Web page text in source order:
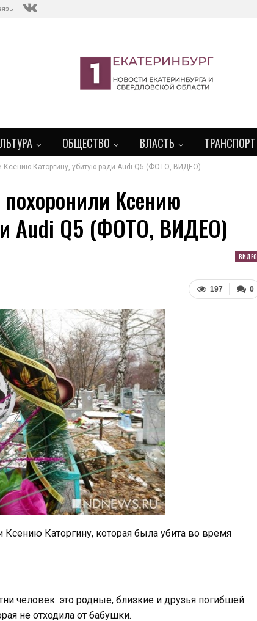
ОБЩЕСТВО ВЛАСТЬ ТРАНСПОРТ
Ксению Каторгину, убитую ради Audi Q5 (ФОТО, ВИДЕО)
Ксению
Audi Q5 (ФОТО, ВИДЕО)
ВИДЕО
0
197
Каторгину, которая была убита во время
человек: это родные, близкие и друзья погибшей.
не отходила от бабушки.